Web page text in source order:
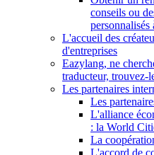
conseils ou
personnalisés
L'accueil des
d'entreprises
Eazylang, ne
traducteur, trouvez-
Les partenaires
Les
L'alliance
: la World
La
L'accord de